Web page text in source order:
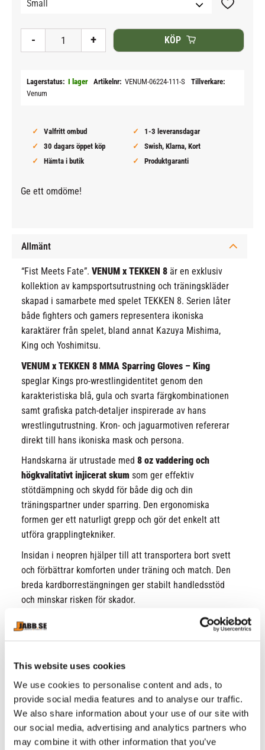
This website uses cookies
We use cookies to personalise content and ads, to
provide social media features and to analyse our traffic.
We also share information about your use of our site with
our social media, advertising and analytics partners who
may combine it with other information that you’ve
+
- KÖP
Lägg till
Lagerstatus I lager Artikelnr VENUM-06224-111-S
Tillverkare
Venum
Valfritt ombud
1-3 leveransdagar
30 dagars öppet köp
Swish, Klarna, Kort
Hämta i butik
Produktgaranti
Ge ett omdöme!
Allmänt
“Fist Meets Fate”. VENUM x TEKKEN 8 är en exklusiv
kollektion av kampsportsutrustning och träningskläder
skapad i samarbete med spelet TEKKEN 8. Serien låter
både fighters och gamers representera ikoniska
karaktärer från spelet, bland annat Kazuya Mishima,
King och Yoshimitsu.
VENUM x TEKKEN 8 MMA Sparring Gloves – King
speglar Kings pro-wrestlingidentitet genom den
karakteristiska blå, gula och svarta färgkombinationen
samt grafiska patch-detaljer inspirerade av hans
wrestlingutrustning. Kron- och jaguarmotiven refererar
direkt till hans ikoniska mask och persona.
Handskarna är utrustade med 8 oz vaddering och
högkvalitativt injicerat skum som ger effektiv
stötdämpning och skydd för både dig och din
träningspartner under sparring. Den ergonomiska
formen ger ett naturligt grepp och gör det enkelt att
utföra grapplingtekniker.
Insidan i neopren hjälper till att transportera bort svett
och förbättrar komforten under träning och match. Den
breda kardborrestängningen ger stabilt handledsstöd
och minskar risken för skador.
Egenskaper
Högkvalitativt injicerat skum för optimal
stötdämpning
Neopreninsida för svetttransport och bättre grepp
Öppen handflata för bättre rörlighet och grappling
Fastsydd tum för minskad skaderisk